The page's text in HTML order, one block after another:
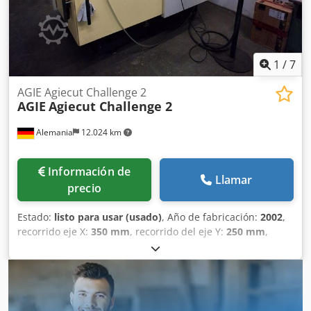
Dimensiones (largo x ancho x alto): 2800 x 2400 x 2220 mm
Peso neto: 4500 kg La máquina es limpiada, revisada y
probada exhaustivamente por nosotros después de la
recepción del pedido. Incl. formación de usuario en
Techma sobre su máquina reacondicionada. Opcional:
Transporte, puesta en marcha, formación, refrigerador.
1 /7
Alemania 12.024 km
AGIE Agiecut Challenge 2
AGIE Agiecut Challenge 2
Información de
precio
Llamar
Estado: listo para usar (usado), Año de fabricación: 2002,
recorrido eje X: 350 mm, recorrido del eje Y: 250 mm,
, Diámetro del alambre (máx.):
0,33 mm, peso total:3.600 kg, número de ejes:5, diámetro
del alambre (min.):0,1 mm
electroerosión por hilo AGIE Agiecut Challenge 2 de 5 ejes
se fabricó en 2002. Pesa 3.600 kg y funciona con una